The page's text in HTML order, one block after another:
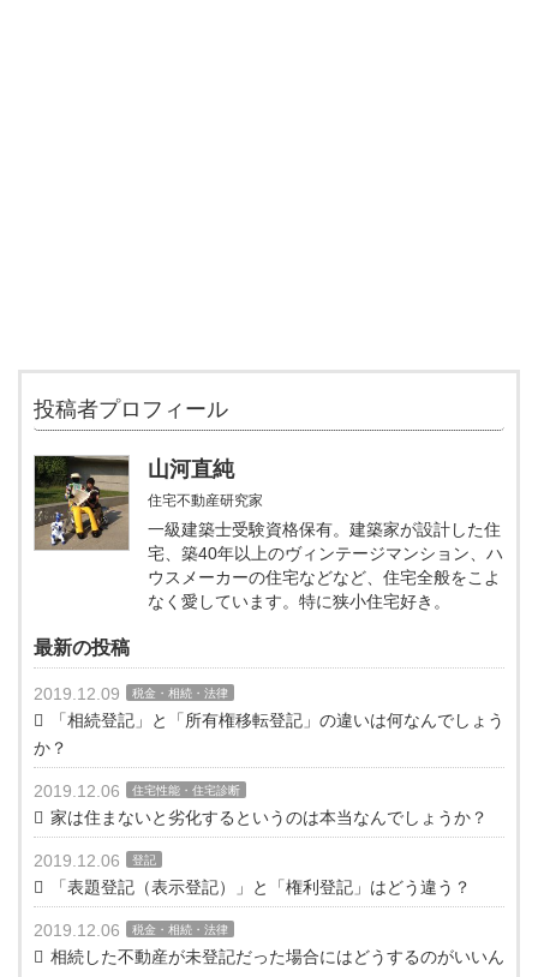
投稿者プロフィール
山河直純
住宅不動産研究家
一級建築士受験資格保有。建築家が設計した住
宅、築40年以上のヴィンテージマンション、ハ
ウスメーカーの住宅などなど、住宅全般をこよ
なく愛しています。特に狭小住宅好き。
最新の投稿
2019.12.09 税金・相続・法律
「相続登記」と「所有権移転登記」の違いは何なんでしょう
か？
2019.12.06 住宅性能・住宅診断
家は住まないと劣化するというのは本当なんでしょうか？
2019.12.06 登記
「表題登記（表示登記）」と「権利登記」はどう違う？
2019.12.06 税金・相続・法律
相続した不動産が未登記だった場合にはどうするのがいいん